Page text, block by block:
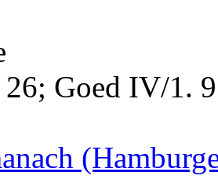
Goed IV/1.